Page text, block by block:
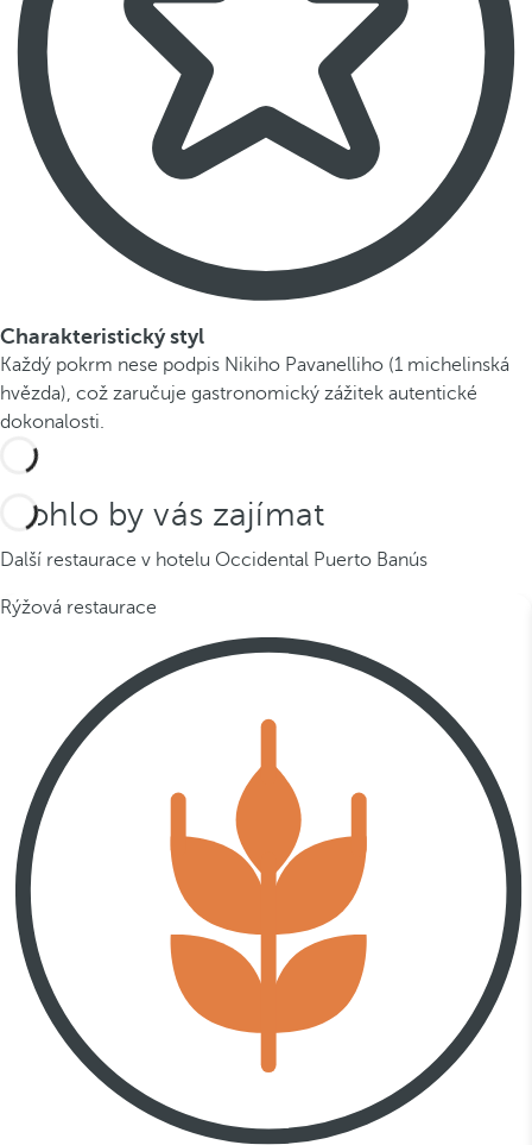
Charakteristický styl
Každý pokrm nese podpis Nikiho Pavanelliho (1 michelinská
hvězda), což zaručuje gastronomický zážitek autentické
dokonalosti.
Mohlo by vás zajímat
Další restaurace v hotelu Occidental Puerto Banús
Rýžová restaurace